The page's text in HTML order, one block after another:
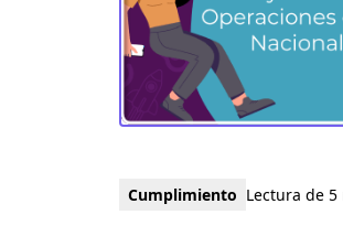
Cumplimiento Lectura de